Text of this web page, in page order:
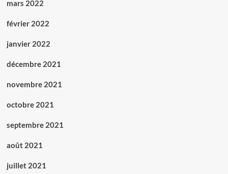
mars 2022
février 2022
janvier 2022
décembre 2021
novembre 2021
octobre 2021
septembre 2021
août 2021
juillet 2021